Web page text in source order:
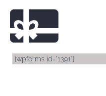
[wpforms id="1391"]